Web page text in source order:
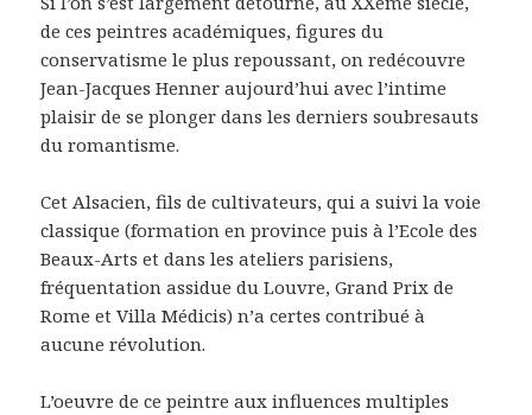
de ces peintres académiques, figures du
conservatisme le plus repoussant, on redécouvre
Jean-Jacques Henner aujourd’hui avec l’intime
plaisir de se plonger dans les derniers soubresauts
du romantisme.
Cet Alsacien, fils de cultivateurs, qui a suivi la voie
classique (formation en province puis à l’Ecole des
Beaux-Arts et dans les ateliers parisiens,
fréquentation assidue du Louvre, Grand Prix de
Rome et Villa Médicis) n’a certes contribué à
aucune révolution.
L’oeuvre de ce peintre aux influences multiples